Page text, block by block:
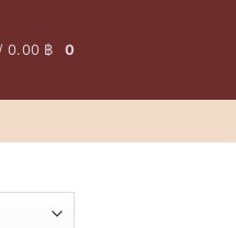
/0.00 ฿ 0